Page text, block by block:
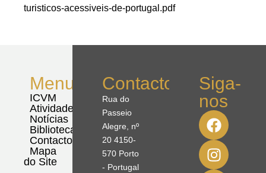
turisticos-acessiveis-de-portugal.pdf
Menu
ICVM
Atividades
Notícias
Biblioteca
Contactos
Mapa
do Site
Contactos
Rua do
Passeio
Alegre, nº
20 4150-
570 Porto
- Portugal
Siga-
nos